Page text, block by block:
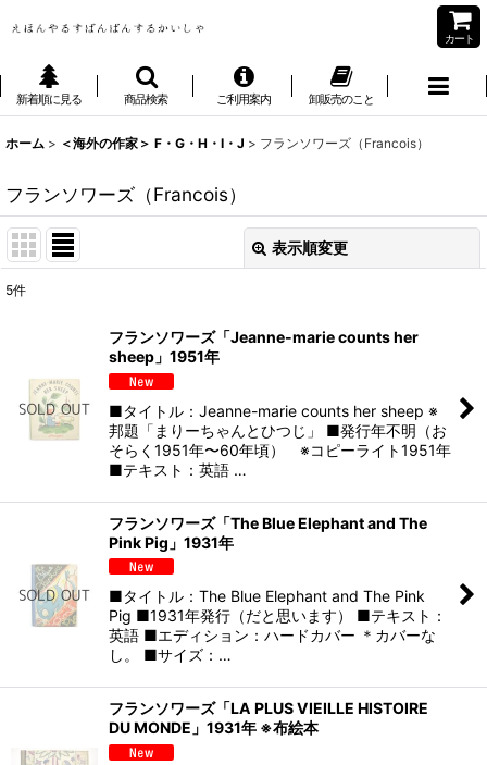
カート
新着順に見る 商品検索 ご利用案内 卸販売のこと
ホーム > ＜海外の作家＞ F・G・H・I・J > フランソワーズ（Francois）
フランソワーズ（Francois）
表示順変更
絞り込む
5件
フランソワーズ「Jeanne-marie counts her
sheep」1951年
■タイトル：Jeanne-marie counts her sheep ※
邦題「まりーちゃんとひつじ」 ■発行年不明（お
そらく1951年〜60年頃） ※コピーライト1951年
■テキスト：英語 …
フランソワーズ「The Blue Elephant and The
Pink Pig」1931年
■タイトル：The Blue Elephant and The Pink
Pig ■1931年発行（だと思います） ■テキスト：
英語 ■エディション：ハードカバー ＊カバーな
し。 ■サイズ：…
フランソワーズ「LA PLUS VIEILLE HISTOIRE
DU MONDE」1931年 ※布絵本